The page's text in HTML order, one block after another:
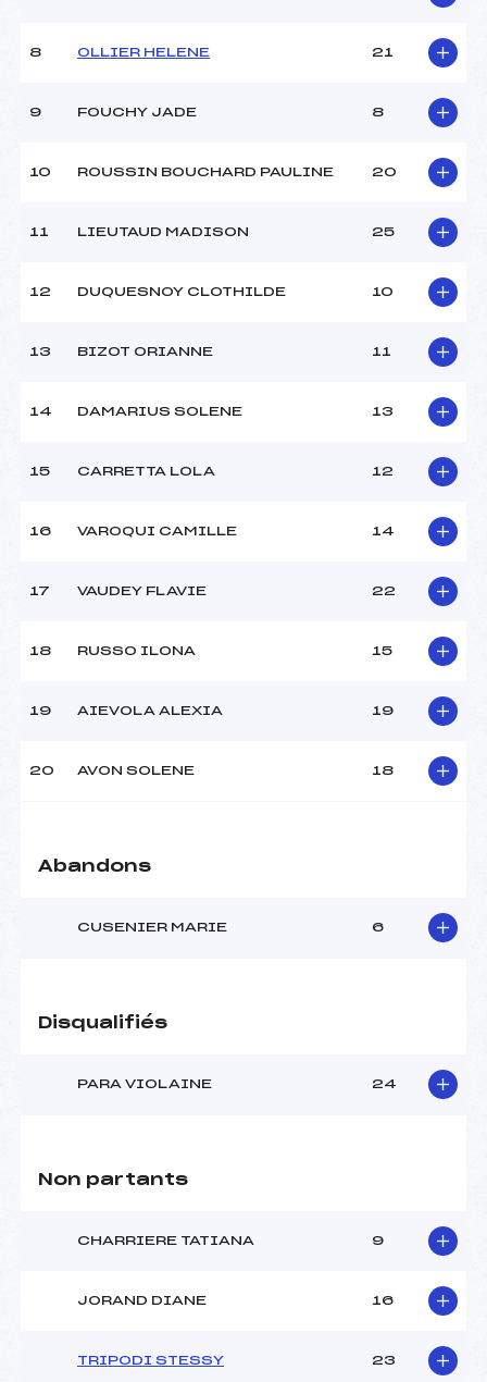
NOLIER JEAN-
Ouvreurs A :
HAUWILLER JULIEN ()
Météo :
BEAU
Traceur :
Ouvreurs E :
Pénalité appliquée :
255.0000
8 OLLIER HELENE 21
9 FOUCHY JADE 8
10 ROUSSIN BOUCHARD PAULINE 20
11 LIEUTAUD MADISON 25
12 DUQUESNOY CLOTHILDE 10
13 BIZOT ORIANNE 11
14 DAMARIUS SOLENE 13
15 CARRETTA LOLA 12
16 VAROQUI CAMILLE 14
17 VAUDEY FLAVIE 22
18 RUSSO ILONA 15
19 AIEVOLA ALEXIA 19
20 AVON SOLENE 18
Abandons
CUSENIER MARIE 6
Disqualifiés
PARA VIOLAINE 24
Non partants
CHARRIERE TATIANA 9
JORAND DIANE 16
TRIPODI STESSY 23